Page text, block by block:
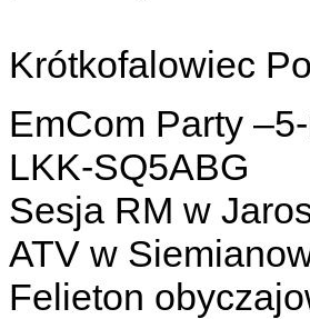
Krótkofalowiec
EmCom Party
LKK-SQ5ABG
Sesja RM w
ATV w
Felieton